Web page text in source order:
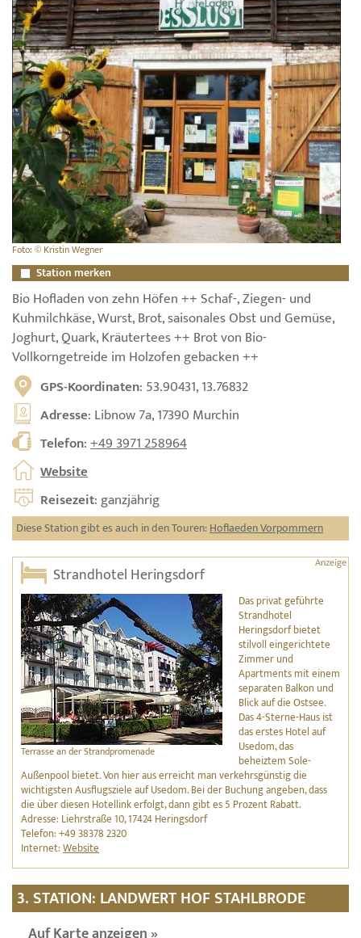
Foto: © Kristin Wegner
Station merken
Bio Hofladen von zehn Höfen ++ Schaf-, Ziegen- und
Kuhmilchkäse, Wurst, Brot, saisonales Obst und Gemüse,
Joghurt, Quark, Kräutertees ++ Brot von Bio-
Vollkorngetreide im Holzofen gebacken ++
GPS-Koordinaten: 53.90431, 13.76832
Adresse: Libnow 7a, 17390 Murchin
Telefon:+49 3971 258964
Website
Reisezeit: ganzjährig
Diese Station gibt es auch in den Touren:Hoflaeden Vorpommern
Strandhotel Heringsdorf
Terrasse an der Strandpromenade
Das privat geführte
Strandhotel
Heringsdorf bietet
stilvoll eingerichtete
Zimmer und
Apartments mit einem
separaten Balkon und
Blick auf die Ostsee.
Das 4-Sterne-Haus ist
das erstes Hotel auf
Usedom, das
beheiztem Sole-
Außenpool bietet. Von hier aus erreicht man verkehrsgünstig die
wichtigsten Ausflugsziele auf Usedom. Bei der Buchung angeben, dass
die über diesen Hotellink erfolgt, dann gibt es 5 Prozent Rabatt.
Adresse: Liehrstraße 10, 17424 Heringsdorf
Telefon: +49 38378 2320
Internet:Website
3. STATION: LANDWERT HOF STAHLBRODE